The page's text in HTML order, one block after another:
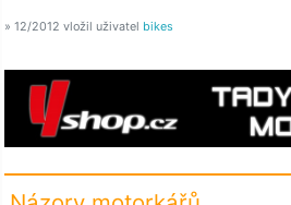
» 12/2012 vložil uživatel bikes